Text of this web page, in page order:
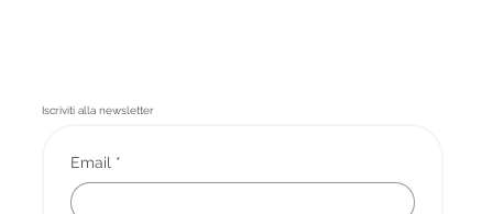
Iscriviti alla newsletter
Email *